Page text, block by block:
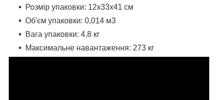
Розмір упаковки: 12x33x41 см
Об'єм упаковки: 0,014 м3
Вага упаковки: 4,8 кг
Максимальне навантаження: 273 кг